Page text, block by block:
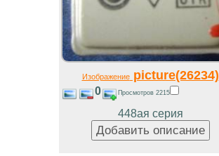
Изображениеpicture(26234)
0 Просмотров 2215
448ая серия